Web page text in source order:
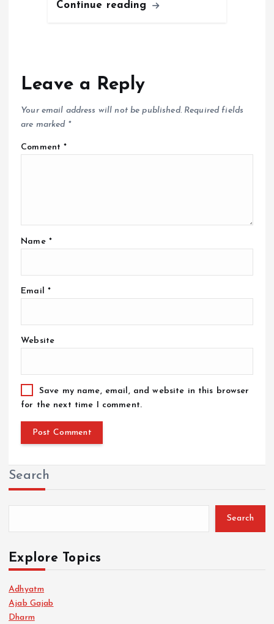
Continue reading
Leave a Reply
Your email address will not be published. Required fields
are marked *
Comment*
Name *
Email *
Website
Save my name, email, and website in this browser
for the next time I comment.
Search
Search
Explore Topics
Adhyatm
Ajab Gajab
Dharm